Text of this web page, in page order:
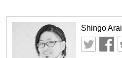
Shingo Arai